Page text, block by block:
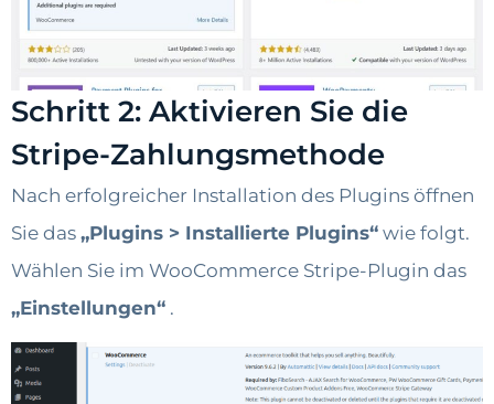
Schritt 2: Aktivieren Sie die
Stripe-Zahlungsmethode
Nach erfolgreicher Installation des Plugins öffnen
Sie das „Plugins > Installierte Plugins“ wie folgt.
Wählen Sie im WooCommerce Stripe-Plugin das
„Einstellungen“ .